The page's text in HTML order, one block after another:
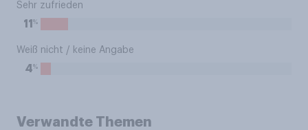
Sehr zufrieden
11 %
Weiß nicht / keine Angabe
4%
Verwandte Themen